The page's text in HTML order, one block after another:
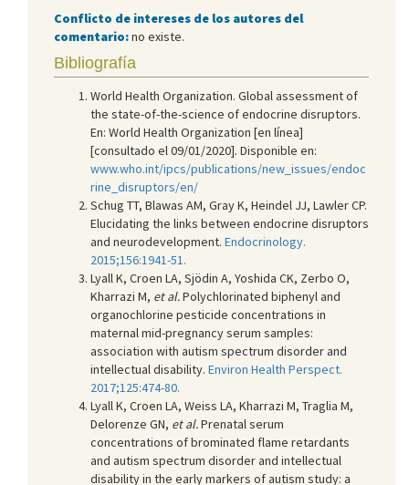
Conflicto de intereses de los autores del
comentario:no existe.
Bibliografía
World Health Organization. Global assessment of
the state-of-the-science of endocrine disruptors.
En: World Health Organization [en línea]
[consultado el 09/01/2020]. Disponible en:
www.who.int/ipcs/publications/new_issues/endoc
rine_disruptors/en/
Schug TT, Blawas AM, Gray K, Heindel JJ, Lawler CP.
Elucidating the links between endocrine disruptors
and neurodevelopment. Endocrinology.
2015;156:1941-51.
Lyall K, Croen LA, Sjödin A, Yoshida CK, Zerbo O,
Kharrazi M, et al.Polychlorinated biphenyl and
organochlorine pesticide concentrations in
maternal mid-pregnancy serum samples:
association with autism spectrum disorder and
intellectual disability. Environ Health Perspect.
2017;125:474-80.
Lyall K, Croen LA, Weiss LA, Kharrazi M, Traglia M,
Delorenze GN, et al.Prenatal serum
concentrations of brominated flame retardants
and autism spectrum disorder and intellectual
disability in the early markers of autism study: a